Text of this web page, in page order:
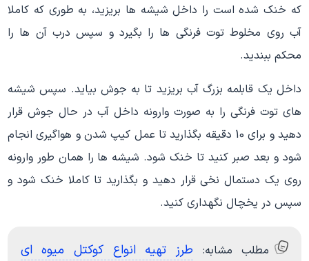
که خنک شده است را داخل شیشه ها بریزید، به طوری که کاملا
آب روی مخلوط توت فرنگی ها را بگیرد و سپس درب آن ها را
محکم ببندید.
داخل یک قابلمه بزرگ آب بریزید تا به جوش بیاید. سپس شیشه
های توت فرنگی را به صورت وارونه داخل آب در حال جوش قرار
دهید و برای 10 دقیقه بگذارید تا عمل کیپ شدن و هواگیری انجام
شود و بعد صبر کنید تا خنک شود. شیشه ها را همان طور وارونه
روی یک دستمال نخی قرار دهید و بگذارید تا کاملا خنک شود و
سپس در یخچال نگهداری کنید.
مطلب مشابه: طرز تهیه انواع کوکتل میوه ای